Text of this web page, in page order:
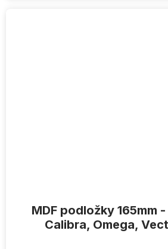
MDF podložky 165mm
Calibra, Omega,